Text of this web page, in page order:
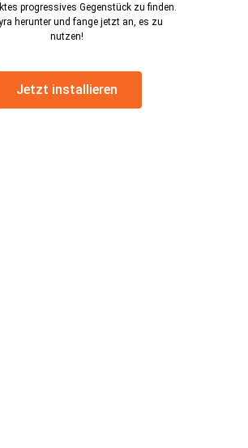
progressives Gegenstück zu finden.
herunter und fange jetzt an, es zu
nutzen!
Jetzt installieren